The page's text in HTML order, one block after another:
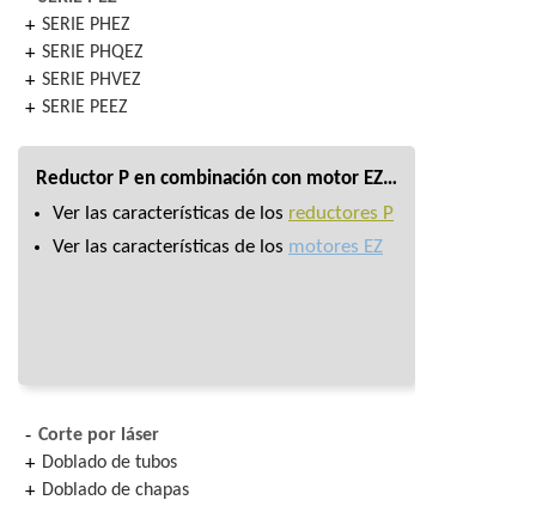
SERIE PHEZ
SERIE PHQEZ
SERIE PHVEZ
SERIE PEEZ
Reductor P en combinación con motor EZ…
Ver las características de los reductores P
Ver las características de los motores EZ
Corte por láser
Doblado de tubos
Doblado de chapas